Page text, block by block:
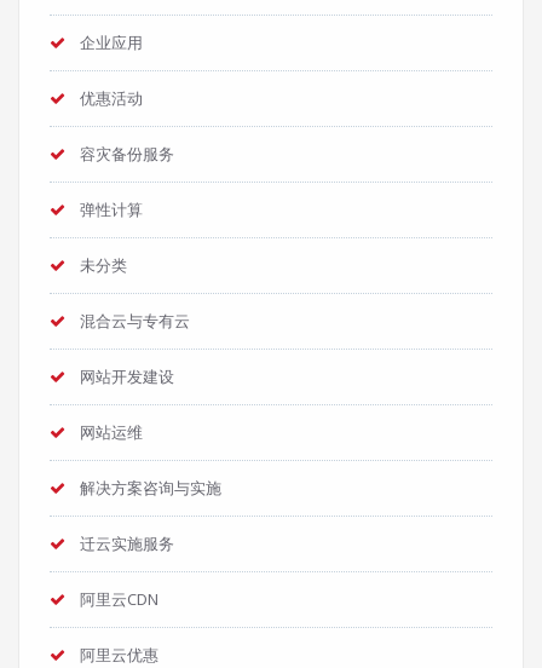
企业应用
优惠活动
容灾备份服务
弹性计算
未分类
混合云与专有云
网站开发建设
网站运维
解决方案咨询与实施
迁云实施服务
阿里云CDN
阿里云优惠